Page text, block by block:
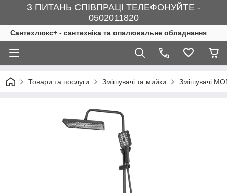
З ПИТАНЬ СПІВПРАЦІ ТЕЛЕФОНУЙТЕ -
0502011820
Сантехлюкс+ - сантехніка та опалювальне обладнання
Товари та послуги Змішувачі та мийки Змішувачі